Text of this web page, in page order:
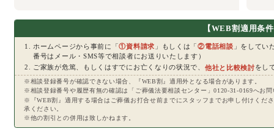
【WEB割適用条
ホームページから事前に「①資料請求 」もしくは「②電話相談 」をしてい
番号はメール・SMS等で相談者にお送りいたします）
ご家族が危篤、もしくはすでにお亡くなりの状況で、 他社と比較検討をし
※相談登録番号が確認できない場合、『WEB割』適用外となる場合があります。
※相談登録番号や履歴有無の確認は「ご葬儀法要相談センター」0120-31-0169へお
※『WEB割』適用する場合はご葬儀お打合せ前までにスタッフまでお申し付けくだ
承ください。
※他の割引との併用は致しかねます。